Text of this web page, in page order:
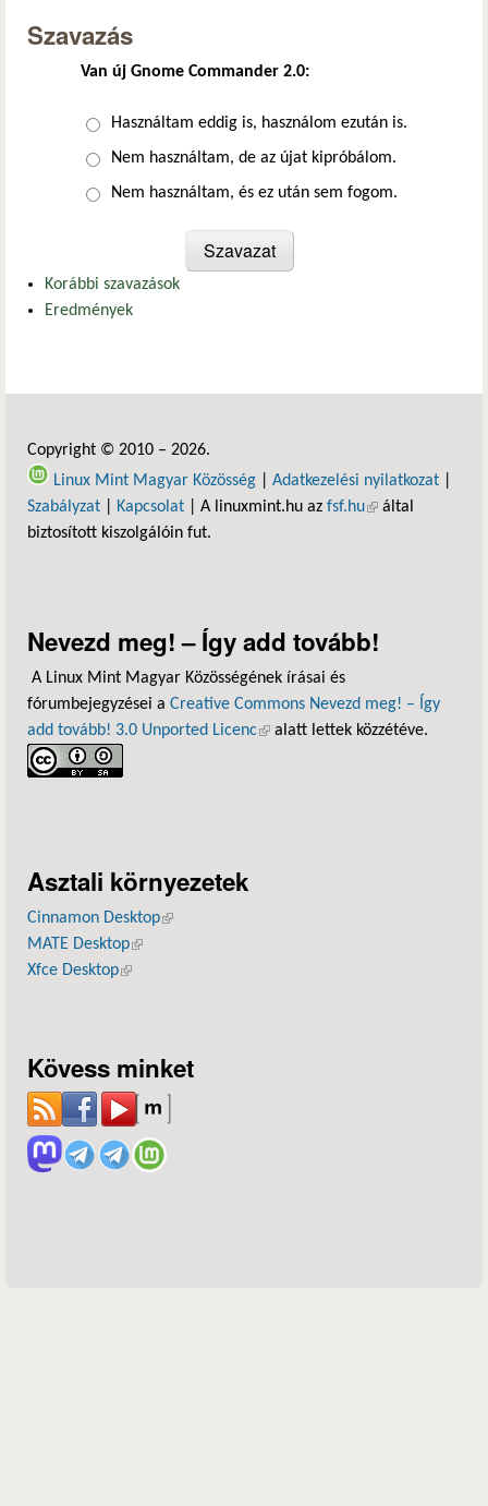
Szavazás
Van új Gnome Commander 2.0:
Választások
Használtam eddig is, használom ezután is.
Nem használtam, de az újat kipróbálom.
Nem használtam, és ez után sem fogom.
Korábbi szavazások
Eredmények
Copyright © 2010 – 2026.
Linux Mint Magyar Közösség
Adatkezelési nyilatkozat
Szabályzat
Kapcsolat | A linuxmint.hu az fsf.hu(külső hivatkozás)
által
biztosított kiszolgálóin fut.
Nevezd meg! – Így add tovább!
A Linux Mint Magyar Közösségének írásai és
fórumbejegyzései a Creative Commons Nevezd meg! – Így
add tovább! 3.0 Unported Licenc(külső hivatkozás)
alatt lettek közzétéve.
Asztali környezetek
Cinnamon Desktop(külső hivatkozás)
MATE Desktop(külső hivatkozás)
Xfce Desktop(külső hivatkozás)
Kövess minket